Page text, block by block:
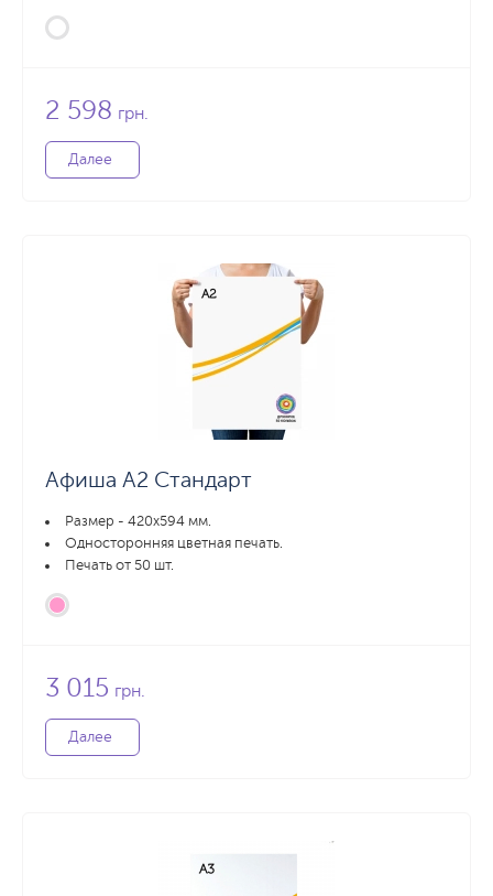
2 598 грн.
Далее
Афиша А2 Стандарт
Размер - 420x594 мм.
Односторонняя цветная печать.
Печать от 50 шт.
3 015 грн.
Далее